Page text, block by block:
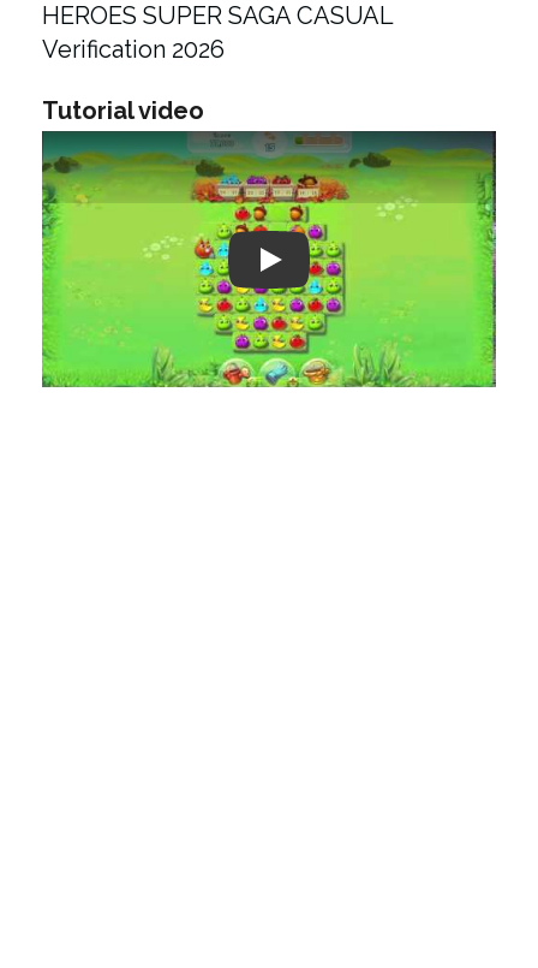
HEROES SUPER SAGA CASUAL
Verification 2026
Tutorial video
Play: Keynote (Google I/O '18)